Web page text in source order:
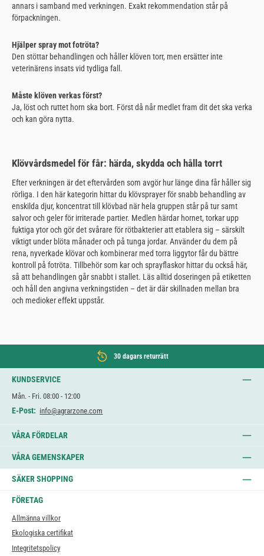
annars i samband med verkningen. Exakt rekommendation står på
förpackningen.
Hjälper spray mot fotröta?
Den stöttar behandlingen och håller klöven torr, men ersätter inte
veterinärens insats vid tydliga fall.
Måste klöven verkas först?
Ja, löst och ruttet horn ska bort. Först då når medlet fram dit det ska verka
och kan göra nytta.
Klövvårdsmedel för får: härda, skydda och hålla torrt
Efter verkningen är det eftervården som avgör hur länge dina får håller sig
rörliga. I den här kategorin hittar du klövsprayer för snabb behandling av
enskilda djur, koncentrat till klövbad när hela gruppen står på tur samt
salvor och geler för irriterade partier. Medlen härdar hornet, torkar upp
fuktiga ytor och gör det svårare för rötbakterier att etablera sig – särskilt
viktigt under blöta månader och på tunga jordar. Använder du dem på
rena, nyverkade klövar och kombinerar med torra liggytor får du bättre
kontroll på fotröta. Tillbehör som kar och sprayflaskor hittar du också här,
så att behandlingen går snabbt i stallet. Läs alltid doseringen på etiketten
och håll den angivna verkningstiden – det är där skillnaden mellan bra
och medioker effekt uppstår.
30 dagars returrätt
KUNDSERVICE
Mån. - Fri. 08:00 - 12:00
E-Post: info@agrarzone.com
VÅRA FÖRDELAR
VÅRA GEMENSKAPER
SÄKER SHOPPING
FÖRETAG
Allmänna villkor
Ekologiska certifikat
Integritetspolicy